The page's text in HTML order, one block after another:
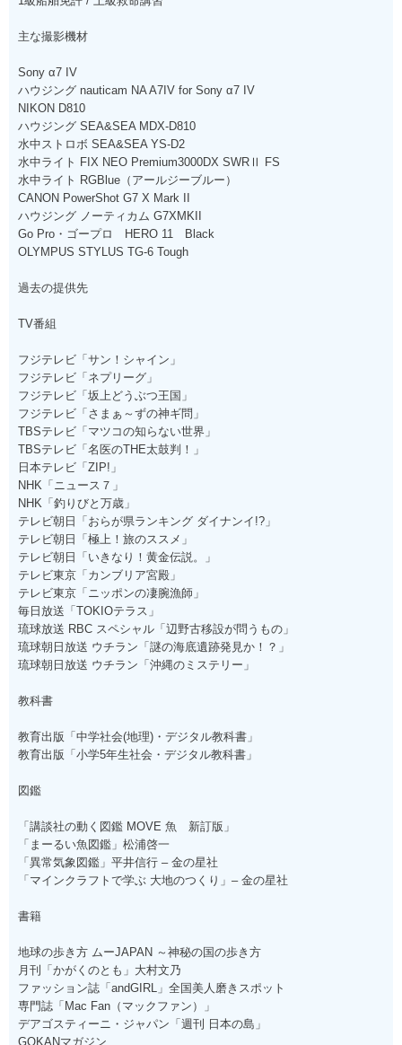
主な撮影機材
Sony α7 IV
ハウジング nauticam NA A7IV for Sony α7 IV
NIKON D810
ハウジング SEA&SEA MDX-D810
水中ストロボ SEA&SEA YS-D2
水中ライト FIX NEO Premium3000DX SWRⅡ FS
水中ライト RGBlue（アールジーブルー）
CANON PowerShot G7 X Mark II
ハウジング ノーティカム G7XMKII
Go Pro・ゴープロ HERO 11 Black
OLYMPUS STYLUS TG-6 Tough
過去の提供先
TV番組
フジテレビ「サン！シャイン」
フジテレビ「ネプリーグ」
フジテレビ「坂上どうぶつ王国」
フジテレビ「さまぁ～ずの神ギ問」
TBSテレビ「マツコの知らない世界」
TBSテレビ「名医のTHE太鼓判！」
日本テレビ「ZIP!」
NHK「ニュース７」
NHK「釣りびと万歳」
テレビ朝日「おらが県ランキング ダイナンイ!?」
テレビ朝日「極上！旅のススメ」
テレビ朝日「いきなり！黄金伝説。」
テレビ東京「カンブリア宮殿」
テレビ東京「ニッポンの凄腕漁師」
毎日放送「TOKIOテラス」
琉球放送 RBC スペシャル「辺野古移設が問うもの」
琉球朝日放送 ウチラン「謎の海底遺跡発見か！？」
琉球朝日放送 ウチラン「沖縄のミステリー」
教科書
教育出版「中学社会(地理)・デジタル教科書」
教育出版「小学5年生社会・デジタル教科書」
図鑑
「講談社の動く図鑑 MOVE 魚 新訂版」
「まーるい魚図鑑」松浦啓一
「異常気象図鑑」平井信行 – 金の星社
「マインクラフトで学ぶ 大地のつくり」– 金の星社
書籍
地球の歩き方 ムーJAPAN ～神秘の国の歩き方
月刊「かがくのとも」大村文乃
ファッション誌「andGIRL」全国美人磨きスポット
専門誌「Mac Fan（マックファン）」
デアゴスティーニ・ジャパン「週刊 日本の島」
GOKANマガジン